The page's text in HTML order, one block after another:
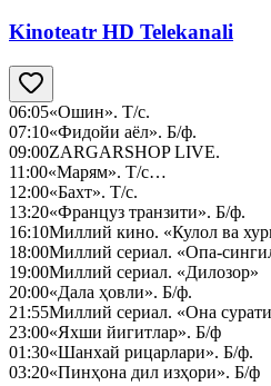
Kinoteatr HD Telekanali
06:05«Ошин». Т/с.
07:10«Фидойи аёл». Б/ф.
09:00ZARGARSHOP LIVE.
11:00«Марям». Т/с…
12:00«Бахт». Т/с.
13:20«Француз транзити». Б/ф.
16:10Миллий кино. «Кулол ва
18:00Миллий сериал. «Опа-
19:00Миллий сериал. «Дилозор»
20:00«Дала ҳовли». Б/ф.
21:55Миллий сериал. «Она
23:00«Яхши йигитлар». Б/ф
01:30«Шанхай рицарлари». Б/ф.
03:20«Пинҳона дил изҳори». Б/ф